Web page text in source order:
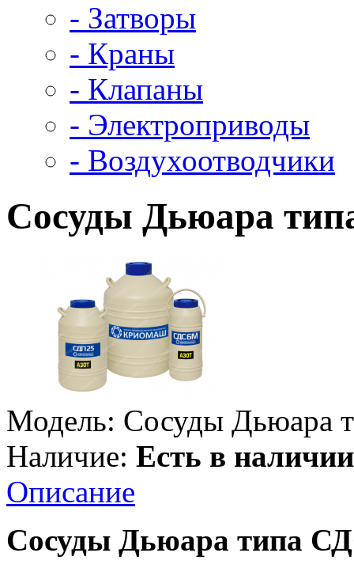
- Затворы
- Краны
- Клапаны
- Электроприводы
- Воздухоотводчики
Сосуды Дьюара
Модель: Сосуды Дьюара
Наличие: Есть в наличии
Описание
Сосуды Дьюара типа